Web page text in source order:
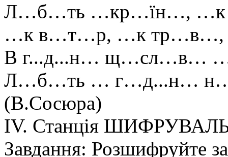
Л…б…ть …кр…їн…,
…к в…т…р, …к тр…в…,
В г...д...н… щ…сл…в…
Л…б…ть … г…д...н…
(В.Сосюра)
ΙV. Станція
Завдання: Розшифруйте